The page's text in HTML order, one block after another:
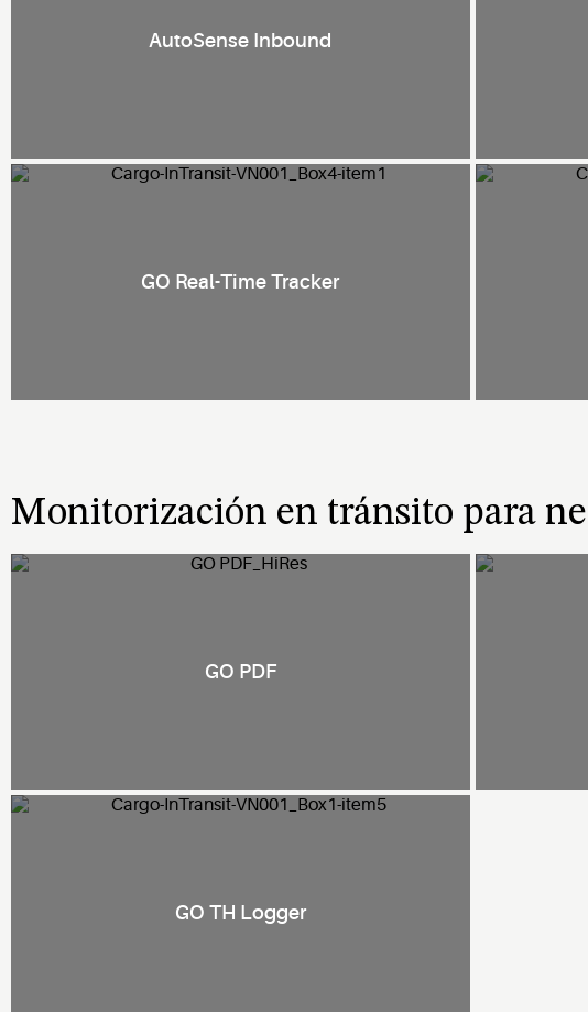
AutoSense Inbound
GO Real-Time Tracker
Monitorización en tránsito para
GO PDF
GO TH Logger